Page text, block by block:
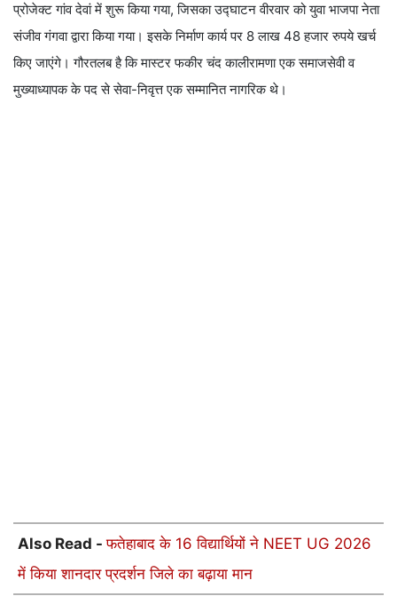
प्रोजेक्ट गांव देवां में शुरू किया गया, जिसका उद्घाटन वीरवार को युवा भाजपा नेता
संजीव गंगवा द्वारा किया गया। इसके निर्माण कार्य पर 8 लाख 48 हजार रुपये खर्च
किए जाएंगे। गौरतलब है कि मास्टर फकीर चंद कालीरामणा एक समाजसेवी व
मुख्याध्यापक के पद से सेवा-निवृत्त एक सम्मानित नागरिक थे।
Also Read -फतेहाबाद के 16 विद्यार्थियों ने NEET UG 2026
में किया शानदार प्रदर्शन जिले का बढ़ाया मान